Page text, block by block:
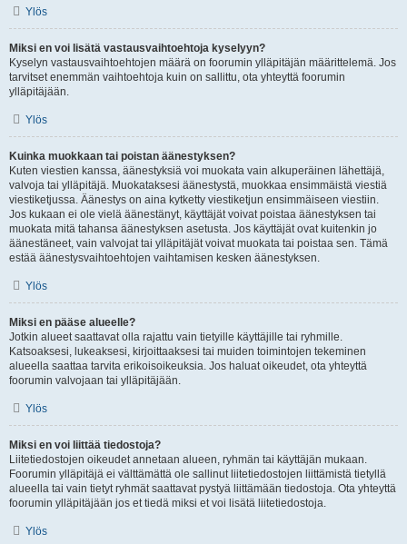
Ylös
Miksi en voi lisätä vastausvaihtoehtoja kyselyyn?
Kyselyn vastausvaihtoehtojen määrä on foorumin ylläpitäjän määrittelemä. Jos
tarvitset enemmän vaihtoehtoja kuin on sallittu, ota yhteyttä foorumin
ylläpitäjään.
Ylös
Kuinka muokkaan tai poistan äänestyksen?
Kuten viestien kanssa, äänestyksiä voi muokata vain alkuperäinen lähettäjä,
valvoja tai ylläpitäjä. Muokataksesi äänestystä, muokkaa ensimmäistä viestiä
viestiketjussa. Äänestys on aina kytketty viestiketjun ensimmäiseen viestiin.
Jos kukaan ei ole vielä äänestänyt, käyttäjät voivat poistaa äänestyksen tai
muokata mitä tahansa äänestyksen asetusta. Jos käyttäjät ovat kuitenkin jo
äänestäneet, vain valvojat tai ylläpitäjät voivat muokata tai poistaa sen. Tämä
estää äänestysvaihtoehtojen vaihtamisen kesken äänestyksen.
Ylös
Miksi en pääse alueelle?
Jotkin alueet saattavat olla rajattu vain tietyille käyttäjille tai ryhmille.
Katsoaksesi, lukeaksesi, kirjoittaaksesi tai muiden toimintojen tekeminen
alueella saattaa tarvita erikoisoikeuksia. Jos haluat oikeudet, ota yhteyttä
foorumin valvojaan tai ylläpitäjään.
Ylös
Miksi en voi liittää tiedostoja?
Liitetiedostojen oikeudet annetaan alueen, ryhmän tai käyttäjän mukaan.
Foorumin ylläpitäjä ei välttämättä ole sallinut liitetiedostojen liittämistä tietyllä
alueella tai vain tietyt ryhmät saattavat pystyä liittämään tiedostoja. Ota yhteyttä
foorumin ylläpitäjään jos et tiedä miksi et voi lisätä liitetiedostoja.
Ylös